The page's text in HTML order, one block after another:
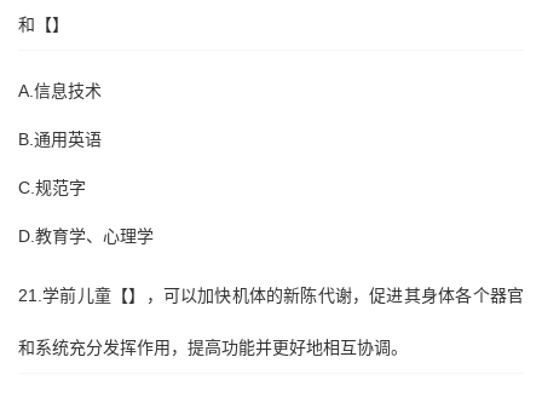
和【】
A.信息技术
B.通用英语
C.规范字
D.教育学、心理学
21.学前儿童【】，可以加快机体的新陈代谢，促进其身体各个器官
和系统充分发挥作用，提高功能并更好地相互协调。